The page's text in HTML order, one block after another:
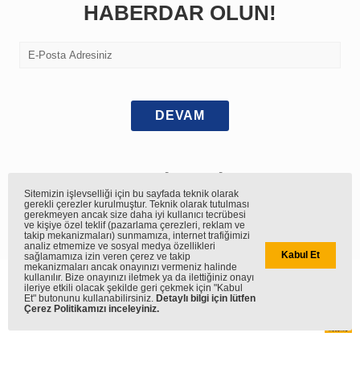
HABERDAR OLUN!
DEVAM
TAKİP EDİN
444 38 25
KVKK Aydınlatma Metni
Sitemizin işlevselliği için bu sayfada teknik olarak
gerekli çerezler kurulmuştur. Teknik olarak tutulması
gerekmeyen ancak size daha iyi kullanıcı tecrübesi
ve kişiye özel teklif (pazarlama çerezleri, reklam ve
takip mekanizmaları) sunmamıza, internet trafiğimizi
analiz etmemize ve sosyal medya özellikleri
sağlamamıza izin veren çerez ve takip
mekanizmaları ancak onayınızı vermeniz halinde
kullanılır. Bize onayınızı iletmek ya da ilettiğiniz onayı
ileriye etkili olacak şekilde geri çekmek için "Kabul
Et" butonunu kullanabilirsiniz. Detaylı bilgi için lütfen
Çerez Politikamızı inceleyiniz.
Kabul Et